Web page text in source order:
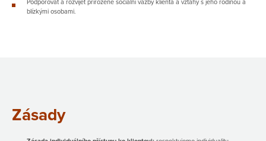
Podporovat a rozvíjet přirozené sociální vazby klienta a vztahy s jeho rodinou a
blízkými osobami.
Zásady